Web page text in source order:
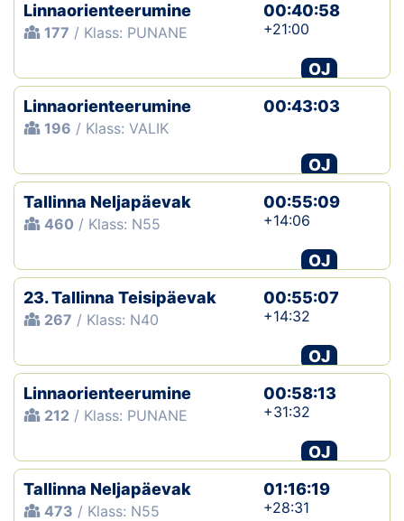
Linnaorienteerumine
177 / Klass: PUNANE
00:40:58
+21:00
OJ
Linnaorienteerumine
196 / Klass: VALIK
00:43:03
OJ
Tallinna Neljapäevak
460 / Klass: N55
00:55:09
+14:06
OJ
23. Tallinna Teisipäevak
267 / Klass: N40
00:55:07
+14:32
OJ
Linnaorienteerumine
212 / Klass: PUNANE
00:58:13
+31:32
OJ
Tallinna Neljapäevak
473 / Klass: N55
01:16:19
+28:31